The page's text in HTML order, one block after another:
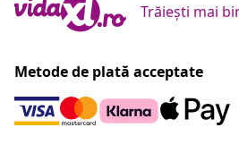
Trăiești mai
Metode de plată acceptate